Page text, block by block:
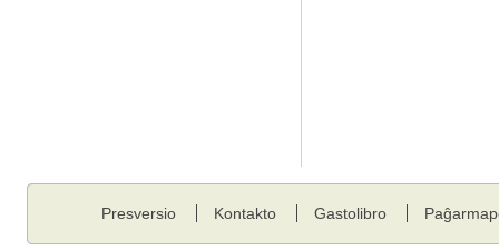
Presversio Kontakto Gastolibro